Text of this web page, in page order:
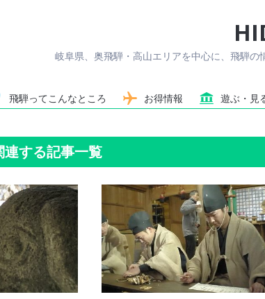
岐阜県、奥飛騨・高山エリアを中心に、飛騨
飛騨ってこんなところ お得情報 遊ぶ・見
する記事一覧